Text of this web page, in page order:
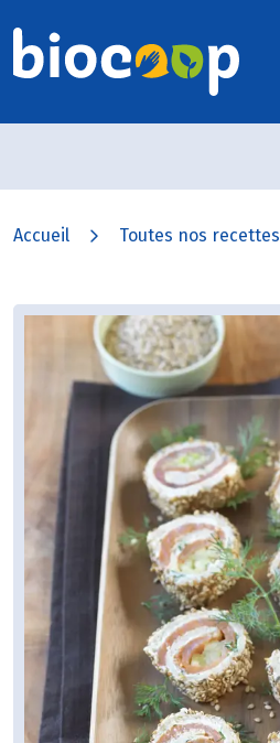
Accueil Toutes nos recettes